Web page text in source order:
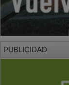
PUBLICIDAD